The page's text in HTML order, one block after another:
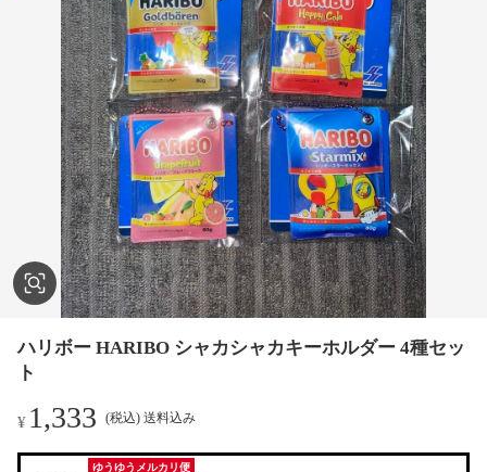
ハリボー HARIBO シャカシャカキーホルダー 4種セッ
ト
¥ 1,333 (税込) 送料込み
ゆうゆうメルカリ便